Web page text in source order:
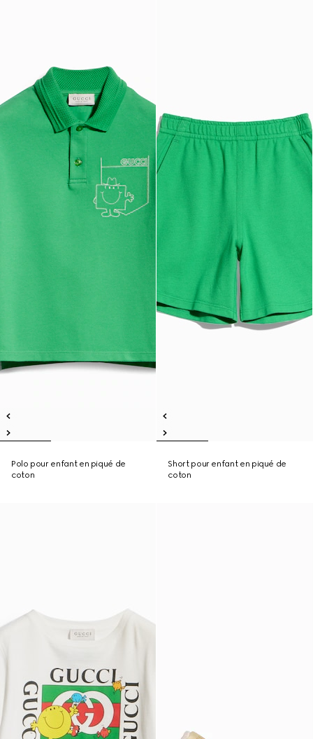
Polo pour enfant en piqué de
coton
Short pour enfant en piqué de
coton